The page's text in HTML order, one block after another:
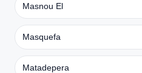
Masnou El
Masquefa
Matadepera